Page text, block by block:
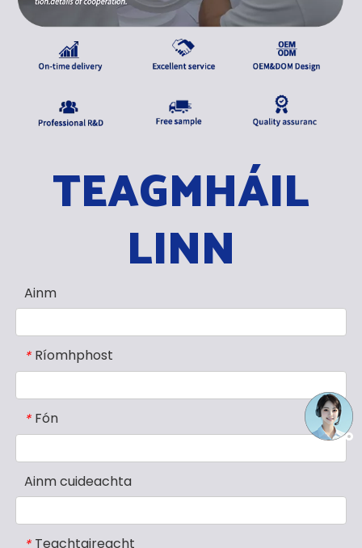
TEAGMHÁIL
LINN
Ainm
* Ríomhphost
* Fón
Ainm cuideachta
Teachtaireacht